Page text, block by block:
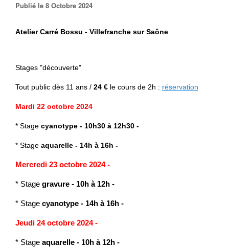
Publié le 8 Octobre 2024
Atelier Carré Bossu - Villefranche sur Saône
Stages "découverte"
Tout public dès 11 ans / 24 € le cours de 2h : réservation
Mardi 22 octobre 2024
* Stage cyanotype - 10h30 à 12h30 -
* Stage aquarelle - 14h à 16h -
Mercredi 23 octobre 2024 -
* Stage gravure - 10h à 12h -
* Stage cyanotype - 14h à 16h -
Jeudi 24 octobre 2024 -
* Stage aquarelle - 10h à 12h -